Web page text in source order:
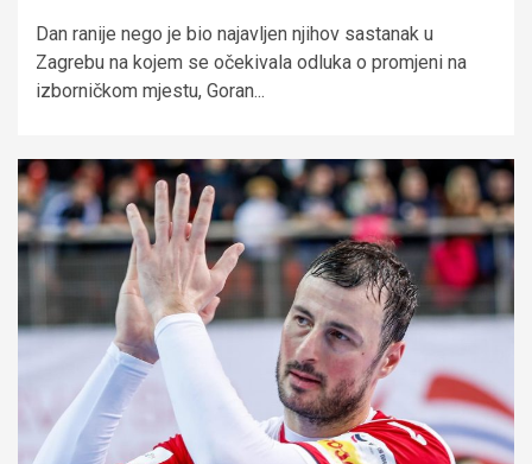
Dan ranije nego je bio najavljen njihov sastanak u
Zagrebu na kojem se očekivala odluka o promjeni na
izborničkom mjestu, Goran...